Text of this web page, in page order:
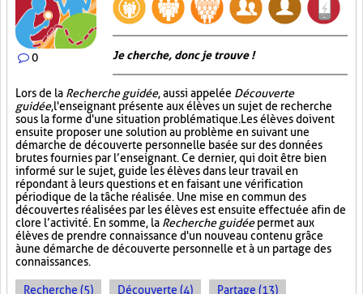
0 Je cherche, donc je trouve !
Lors de la Recherche guidée, aussi appelée Découverte
guidée, l'enseignant présente aux élèves un sujet de recherche
sous la forme d'une situation problématique. Les élèves doivent
ensuite proposer une solution au problème en suivant une
démarche de découverte personnelle basée sur des données
brutes fournies par l’enseignant. Ce dernier, qui doit être bien
informé sur le sujet, guide les élèves dans leur travail en
répondant à leurs questions et en faisant une vérification
périodique de la tâche réalisée. Une mise en commun des
découvertes réalisées par les élèves est ensuite effectuée afin de
clore l’activité. En somme, la Recherche guidéepermet aux
élèves de prendre connaissance d'un nouveau contenu grâce
à une démarche de découverte personnelle et à un partage des
connaissances.
Recherche (5) Découverte (4) Partage (13)